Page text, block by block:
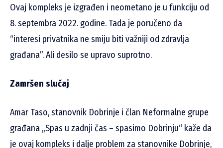
Ovaj kompleks je izgrađen i neometano je u funkciju od
8. septembra 2022. godine. Tada je poručeno da
“interesi privatnika ne smiju biti važniji od zdravlja
građana”. Ali desilo se upravo suprotno.
Zamršen slučaj
Amar Taso, stanovnik Dobrinje i član Neformalne grupe
građana „Spas u zadnji čas – spasimo Dobrinju“ kaže da
je ovaj kompleks i dalje problem za stanovnike Dobrinje,